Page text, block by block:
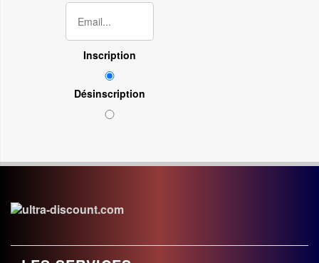
Inscription
Désinscription